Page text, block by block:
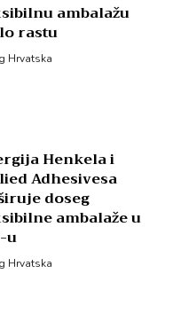
ambalažu
rastu
Hrvatska
Henkela i
Adhesivesa
doseg
ambalaže u
u
Hrvatska